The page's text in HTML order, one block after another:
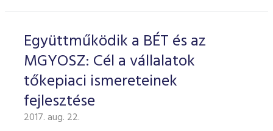
Együttműködik a BÉT és az
MGYOSZ: Cél a vállalatok
tőkepiaci ismereteinek
fejlesztése
2017. aug. 22.